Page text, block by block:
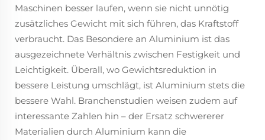
Maschinen besser laufen, wenn sie nicht unnötig
zusätzliches Gewicht mit sich führen, das Kraftstoff
verbraucht. Das Besondere an Aluminium ist das
ausgezeichnete Verhältnis zwischen Festigkeit und
Leichtigkeit. Überall, wo Gewichtsreduktion in
bessere Leistung umschlägt, ist Aluminium stets die
bessere Wahl. Branchenstudien weisen zudem auf
interessante Zahlen hin – der Ersatz schwererer
Materialien durch Aluminium kann die